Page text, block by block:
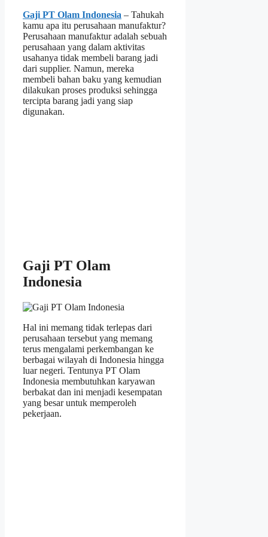
Gaji PT Olam Indonesia – Tahukah
kamu apa itu perusahaan manufaktur?
Perusahaan manufaktur adalah sebuah
perusahaan yang dalam aktivitas
usahanya tidak membeli barang jadi
dari supplier. Namun, mereka
membeli bahan baku yang kemudian
dilakukan proses produksi sehingga
tercipta barang jadi yang siap
digunakan.
Gaji PT Olam
Indonesia
Hal ini memang tidak terlepas dari
perusahaan tersebut yang memang
terus mengalami perkembangan ke
berbagai wilayah di Indonesia hingga
luar negeri. Tentunya PT Olam
Indonesia membutuhkan karyawan
berbakat dan ini menjadi kesempatan
yang besar untuk memperoleh
pekerjaan.